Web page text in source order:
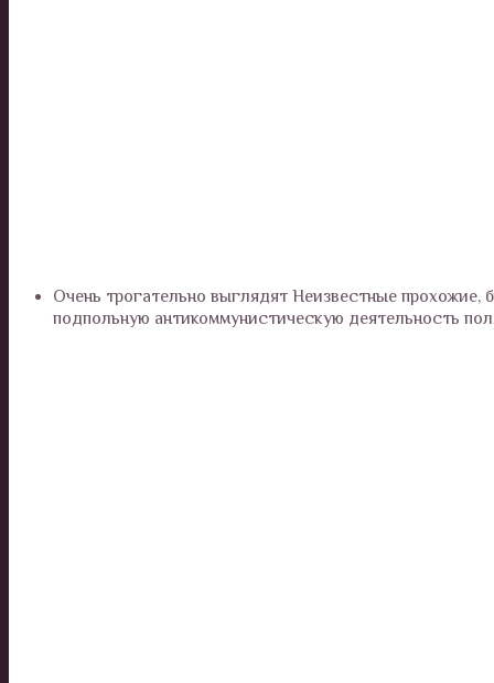
Очень трогательно выглядят Неизвестные
подпольную антикоммунистическую деятельность